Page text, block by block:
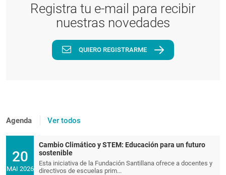
Registra tu e-mail para recibir
nuestras novedades
QUIERO REGISTRARME
Agenda Ver todos
20
MAI 2026
Cambio Climático y STEM: Educación para un futuro
sostenible
Esta iniciativa de la Fundación Santillana ofrece a docentes y
directivos de escuelas prim...